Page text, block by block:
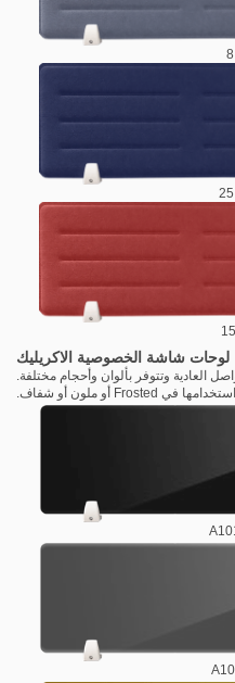
لوحات شاشة الخصوصية الاكريليك
العادية وتتوفر بألوان وأحجام مختلفة.